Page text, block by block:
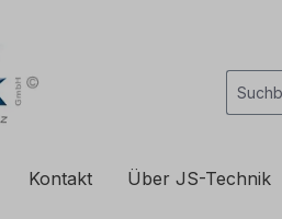
Kontakt Über JS-Technik